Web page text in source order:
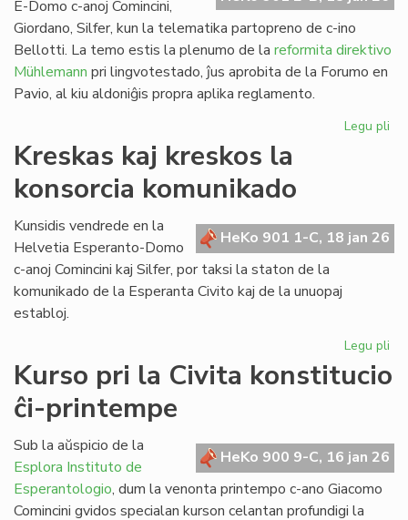
E-Domo c-anoj Comincini,
Giordano, Silfer, kun la telematika partopreno de c-ino
Bellotti. La temo estis la plenumo de la reformita direktivo
Mühlemann pri lingvotestado, ĵus aprobita de la Forumo en
Pavio, al kiu aldoniĝis propra aplika reglamento.
Legu pli
Kreskas kaj kreskos la
konsorcia komunikado
HeKo 901 1-C, 18 jan 26
Kunsidis vendrede en la
Helvetia Esperanto-Domo
c-anoj Comincini kaj Silfer, por taksi la staton de la
komunikado de la Esperanta Civito kaj de la unuopaj
establoj.
Legu pli
kaj
Kurso pri la Civita konstitucio
ĉi-printempe
HeKo 900 9-C, 16 jan 26
Sub la aŭspicio de la
Esplora Instituto de
Esperantologio, dum la venonta printempo c-ano Giacomo
Comincini gvidos specialan kurson celantan profundigi la